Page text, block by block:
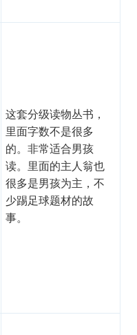
这套分级读物丛书，
里面字数不是很多
的。非常适合男孩
读。里面的主人翁也
很多是男孩为主，不
少踢足球题材的故
事。